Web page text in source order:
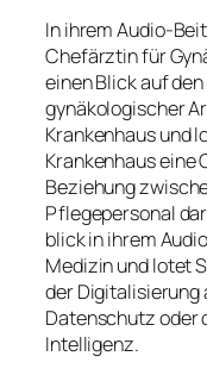
In ihrem Audio-
Chefärztin für
einen Blick auf
gynäkologischer
Krankenhaus und
Krankenhaus eine
Beziehung
Pflegepersonal
blick in ihrem
Medizin und lotet
der Digitalisierung
Datenschutz oder
Intelligenz.